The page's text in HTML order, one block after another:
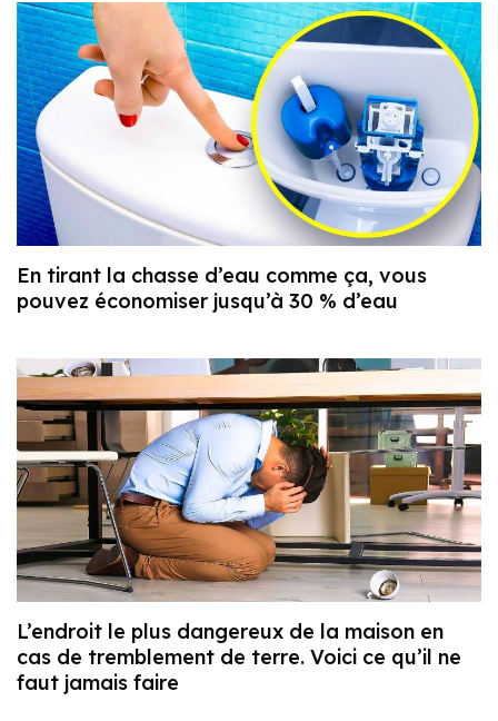
En tirant la chasse d’eau comme ça, vous
pouvez économiser jusqu’à 30 % d’eau
L’endroit le plus dangereux de la maison en
cas de tremblement de terre. Voici ce qu’il ne
faut jamais faire